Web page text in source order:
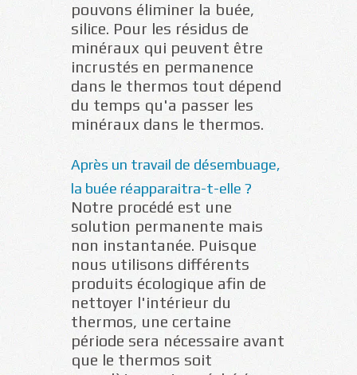
pouvons éliminer la buée,
silice. Pour les résidus de
minéraux qui peuvent être
incrustés en permanence
dans le thermos tout dépend
du temps qu'a passer les
minéraux dans le thermos.
Après un travail de désembuage,
la buée réapparaitra-t-elle ?
Notre procédé est une
solution permanente mais
non instantanée. Puisque
nous utilisons différents
produits écologique afin de
nettoyer l'intérieur du
thermos, une certaine
période sera nécessaire avant
que le thermos soit